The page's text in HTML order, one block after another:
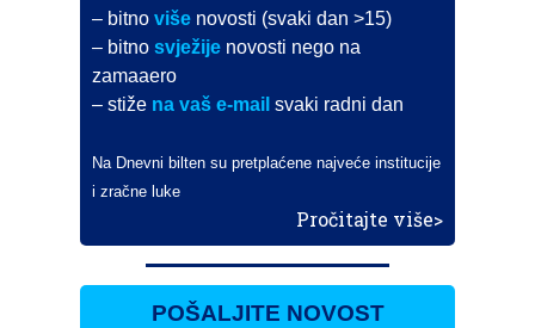
– bitnoviše novosti (svaki dan >15)
– bitnosvježije novosti nego na
zamaaero
– stiže na vaš e-mail svaki radni dan
Na Dnevni bilten su pretplaćene najveće institucije
i zračne luke
Pročitajte više>
POŠALJITE NOVOST